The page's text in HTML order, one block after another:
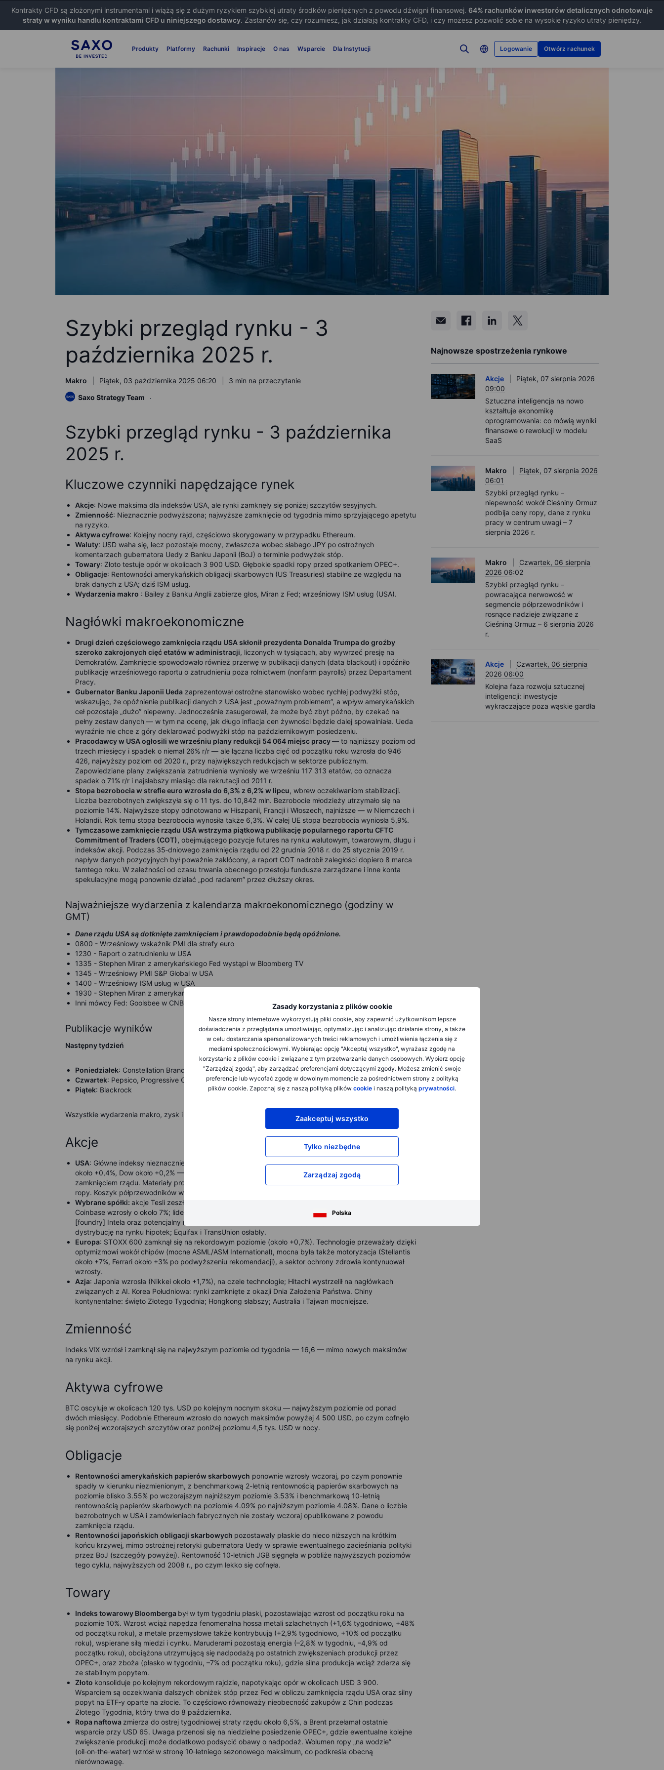
Kontrakty CFD są złożonymi instrumentami i wiążą się z dużym ryzykiem szybkiej utraty środków pieniężnych z powodu dźwigni finansowej. 64% rachunków inwestorów detalicznych odnotowuje
straty w wyniku handlu kontraktami CFD u niniejszego dostawcy. Zastanów się, czy rozumiesz, jak działają kontrakty CFD, i czy możesz pozwolić sobie na wysokie ryzyko utraty pieniędzy.
Produkty Platformy Rachunki Inspiracje O nas Wsparcie Dla Instytucji Logowanie Otwórz rachunek
Zasady korzystania z plików cookie
Nasze strony internetowe wykorzystują pliki cookie, aby zapewnić użytkownikom lepsze
doświadczenia z przeglądania umożliwiając, optymalizując i analizując działanie strony, a także
w celu dostarczania spersonalizowanych treści reklamowych i umożliwienia łączenia się z
mediami społecznościowymi. Wybierając opcję "Akceptuj wszystko", wyrażasz zgodę na
korzystanie z plików cookie i związane z tym przetwarzanie danych osobowych. Wybierz opcję
"Zarządzaj zgodą", aby zarządzać preferencjami dotyczącymi zgody. Możesz zmienić swoje
preferencje lub wycofać zgodę w dowolnym momencie za pośrednictwem strony z polityką
plików cookie. Zapoznaj się z naszą polityką plików cookie i naszą polityką prywatności.
Zaakceptuj wszystko
Tylko niezbędne
Zarządzaj zgodą
Polska
Szybki przegląd rynku - 3
października 2025 r.
Makro Piątek, 03 października 2025 06:20
3 min na przeczytanie
Saxo Strategy Team
Szybki przegląd rynku - 3 października
2025 r.
Kluczowe czynniki napędzające rynek
Akcje: Nowe maksima dla indeksów USA, ale rynki zamknęły się poniżej szczytów sesyjnych.
Zmienność: Nieznacznie podwyższona; najwyższe zamknięcie od tygodnia mimo sprzyjającego apetytu
na ryzyko.
Aktywa cyfrowe: Kolejny nocny rajd, częściowo skorygowany w przypadku Ethereum.
Waluty: USD waha się, lecz pozostaje mocny, zwłaszcza wobec słabego JPY po ostrożnych
komentarzach gubernatora Uedy z Banku Japonii (BoJ) o terminie podwyżek stóp.
Towary: Złoto testuje opór w okolicach 3 900 USD. Głębokie spadki ropy przed spotkaniem OPEC+.
Obligacje: Rentowności amerykańskich obligacji skarbowych (US Treasuries) stabilne ze względu na
brak danych z USA; dziś ISM usług.
Wydarzenia makro : Bailey z Banku Anglii zabierze głos, Miran z Fed; wrześniowy ISM usług (USA).
Nagłówki makroekonomiczne
Drugi dzień częściowego zamknięcia rządu USA skłonił prezydenta Donalda Trumpa do groźby
szeroko zakrojonych cięć etatów w administracji, liczonych w tysiącach, aby wywrzeć presję na
Demokratów. Zamknięcie spowodowało również przerwę w publikacji danych (data blackout) i opóźniło
publikację wrześniowego raportu o zatrudnieniu poza rolnictwem (nonfarm payrolls) przez Departament
Pracy.
Gubernator Banku Japonii Ueda zaprezentował ostrożne stanowisko wobec rychłej podwyżki stóp,
wskazując, że opóźnienie publikacji danych z USA jest „poważnym problemem”, a wpływ amerykańskich
ceł pozostaje „dużo” niepewny. Jednocześnie zasugerował, że może być zbyt późno, by czekać na
pełny zestaw danych — w tym na ocenę, jak długo inflacja cen żywności będzie dalej spowalniała. Ueda
wyraźnie nie chce z góry deklarować podwyżki stóp na październikowym posiedzeniu.
Pracodawcy w USA ogłosili we wrześniu plany redukcji 54 064 miejsc pracy— to najniższy poziom od
trzech miesięcy i spadek o niemal 26% r/r — ale łączna liczba cięć od początku roku wzrosła do 946
426, najwyższy poziom od 2020 r., przy największych redukcjach w sektorze publicznym.
Zapowiedziane plany zwiększania zatrudnienia wyniosły we wrześniu 117 313 etatów, co oznacza
spadek o 71% r/r i najsłabszy miesiąc dla rekrutacji od 2011 r.
Stopa bezrobocia w strefie euro wzrosła do 6,3% z 6,2% w lipcu, wbrew oczekiwaniom stabilizacji.
Liczba bezrobotnych zwiększyła się o 11 tys. do 10,842 mln. Bezrobocie młodzieży utrzymało się na
poziomie 14%. Najwyższe stopy odnotowano w Hiszpanii, Francji i Włoszech, najniższe — w Niemczech i
Holandii. Rok temu stopa bezrobocia wynosiła także 6,3%. W całej UE stopa bezrobocia wyniosła 5,9%.
Tymczasowe zamknięcie rządu USA wstrzyma piątkową publikację popularnego raportu CFTC
Commitment of Traders (COT), obejmującego pozycje futures na rynku walutowym, towarowym, długu i
indeksów akcji. Podczas 35‑dniowego zamknięcia rządu od 22 grudnia 2018 r. do 25 stycznia 2019 r.
napływ danych pozycyjnych był poważnie zakłócony, a raport COT nadrobił zaległości dopiero 8 marca
tamtego roku. W zależności od czasu trwania obecnego przestoju fundusze zarządzane i inne konta
spekulacyjne mogą ponownie działać „pod radarem” przez dłuższy okres.
Najważniejsze wydarzenia z kalendarza makroekonomicznego (godziny w
GMT)
Dane rządu USA są dotknięte zamknięciem i prawdopodobnie będą opóźnione.
0800 - Wrześniowy wskaźnik PMI dla strefy euro
1230 - Raport o zatrudnieniu w USA
1335 - Stephen Miran z amerykańskiego Fed wystąpi w Bloomberg TV
1345 - Wrześniowy PMI S&P Global w USA
1400 - Wrześniowy ISM usług w USA
1930 - Stephen Miran z amerykańskiego Fed wystąpi w programie Fox Business
Inni mówcy Fed: Goolsbee w CNBC (1230), Logan (1730), Jefferson (1740)
Publikacje wyników
Następny tydzień
Poniedziałek: Constellation Brands
Czwartek: Pepsico, Progressive Corporation, Delta
Piątek: Blackrock
Wszystkie wydarzenia makro, zysk i dywidendowe można znaleźć w kalendarzu Saxo na stronie
Akcje
USA: Główne indeksy nieznacznie poprawiły historyczne poziomy — S&P 500 około +0,1%, Nasdaq
około +0,4%, Dow około +0,2% — gdy siła AI/półprzewodników przeważyła nad „hałasem” związanym z
zamknięciem rządu. Materiały prowadziły wzrosty; energia pozostawała słabsza przy miękkiej cenie
ropy. Koszyk półprzewodników wyznaczył nowe maksima.
Wybrane spółki: akcje Tesli zeszły w dół po wczesnym wzroście na danych o dostawach; akcje
Coinbase wzrosły o około 7%; liderzy branży chipów umocnili się (doniesienia o działalności odlewniczej
[foundry] Intela oraz potencjalny nowy klient AMD). Akcje FICO skoczyły dzięki wejściu w bezpośrednią
dystrybucję na rynku hipotek; Equifax i TransUnion osłabły.
Europa: STOXX 600 zamknął się na rekordowym poziomie (około +0,7%). Technologie przeważały dzięki
optymizmowi wokół chipów (mocne ASML/ASM International), mocna była także motoryzacja (Stellantis
około +7%, Ferrari około +3% po podwyższeniu rekomendacji), a sektor ochrony zdrowia kontynuował
wzrosty.
Azja: Japonia wzrosła (Nikkei około +1,7%), na czele technologie; Hitachi wystrzelił na nagłówkach
związanych z AI. Korea Południowa: rynki zamknięte z okazji Dnia Założenia Państwa. Chiny
kontynentalne: święto Złotego Tygodnia; Hongkong słabszy; Australia i Tajwan mocniejsze.
Zmienność
Indeks VIX wzrósł i zamknął się na najwyższym poziomie od tygodnia — 16,6 — mimo nowych maksimów
na rynku akcji.
Aktywa cyfrowe
BTC oscyluje w okolicach 120 tys. USD po kolejnym nocnym skoku — najwyższym poziomie od ponad
dwóch miesięcy. Podobnie Ethereum wzrosło do nowych maksimów powyżej 4 500 USD, po czym cofnęło
się poniżej wczorajszych szczytów oraz poniżej poziomu 4,5 tys. USD w nocy.
Obligacje
Rentowności amerykańskich papierów skarbowych ponownie wzrosły wczoraj, po czym ponownie
spadły w kierunku niezmienionym, z benchmarkową 2-letnią rentownością papierów skarbowych na
poziomie blisko 3.55% po wczorajszym najniższym poziomie 3.53% i benchmarkową 10-letnią
rentownością papierów skarbowych na poziomie 4.09% po najniższym poziomie 4.08%. Dane o liczbie
bezrobotnych w USA i zamówieniach fabrycznych nie zostały wczoraj opublikowane z powodu
zamknięcia rządu.
Rentowności japońskich obligacji skarbowych pozostawały płaskie do nieco niższych na krótkim
końcu krzywej, mimo ostrożnej retoryki gubernatora Uedy w sprawie ewentualnego zacieśniania polityki
przez BoJ (szczegóły powyżej). Rentowność 10‑letnich JGB sięgnęła w pobliże najwyższych poziomów
tego cyklu, najwyższych od 2008 r., po czym lekko się cofnęła.
Towary
Indeks towarowy Bloomberga był w tym tygodniu płaski, pozostawiając wzrost od początku roku na
poziomie 10%. Wzrost wciąż napędza fenomenalna hossa metali szlachetnych (+1,6% tygodniowo, +48%
od początku roku), a metale przemysłowe także kontrybuują (+2,9% tygodniowo, +10% od początku
roku), wspierane siłą miedzi i cynku. Maruderami pozostają energia (–2,8% w tygodniu, –4,9% od
początku roku), obciążona utrzymującą się nadpodażą po ostatnich zwiększeniach produkcji przez
OPEC+, oraz zboża (płasko w tygodniu, –7% od początku roku), gdzie silna produkcja wciąż zderza się
ze stabilnym popytem.
Złoto konsoliduje po kolejnym rekordowym rajdzie, napotykając opór w okolicach USD 3 900.
Wsparciem są oczekiwania dalszych obniżek stóp przez Fed w obliczu zamknięcia rządu USA oraz silny
popyt na ETF‑y oparte na złocie. To częściowo równoważy nieobecność zakupów z Chin podczas
Złotego Tygodnia, który trwa do 8 października.
Ropa naftowa zmierza do ostrej tygodniowej straty rzędu około 6,5%, a Brent przełamał ostatnie
wsparcie przy USD 65. Uwaga przenosi się na niedzielne posiedzenie OPEC+, gdzie ewentualne kolejne
zwiększenie produkcji może dodatkowo podsycić obawy o nadpodaż. Wolumen ropy „na wodzie”
(oil‑on‑the‑water) wzrósł w stronę 10‑letniego sezonowego maksimum, co podkreśla obecną
nierównowagę.
Najnowsze spostrzeżenia rynkowe
Akcje
Piątek, 07 sierpnia 2026
09:00
Sztuczna inteligencja na nowo
kształtuje ekonomikę
oprogramowania: co mówią wyniki
finansowe o rewolucji w modelu
SaaS
Makro
Piątek, 07 sierpnia 2026
06:01
Szybki przegląd rynku –
niepewność wokół Cieśniny Ormuz
podbija ceny ropy, dane z rynku
pracy w centrum uwagi – 7
sierpnia 2026 r.
Makro
Czwartek, 06 sierpnia
2026 06:02
Szybki przegląd rynku –
powracająca nerwowość w
segmencie półprzewodników i
rosnące nadzieje związane z
Cieśniną Ormuz – 6 sierpnia 2026
r.
Akcje
Czwartek, 06 sierpnia
2026 06:00
Kolejna faza rozwoju sztucznej
inteligencji: inwestycje
wykraczające poza wąskie gardła